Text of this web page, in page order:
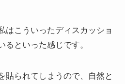
はこういったディスカッショ
といった感じです。
貼られてしまうので、自然と